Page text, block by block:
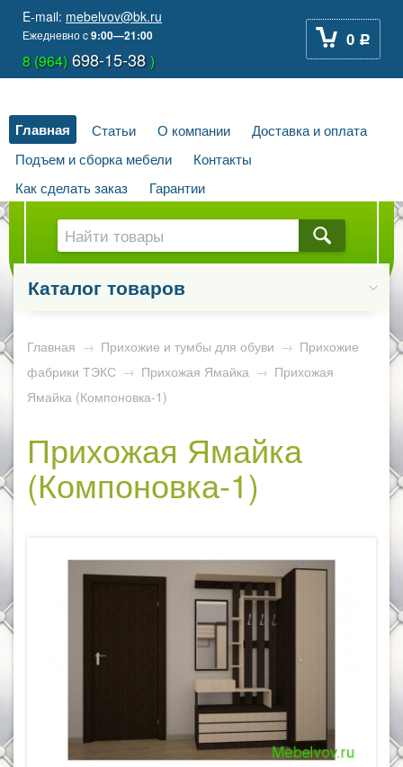
E-mail: mebelvov@bk.ru
Ежедневноc9:00—21:00
8 (964) 698-15-38)
0 Р
Главная Статьи О компании
Доставка и оплата
Подъем и сборка мебели
Контакты
Как сделать заказ
Гарантии
Каталог товаров
Главная → Прихожие и тумбы для обуви → Прихожие
фабрики ТЭКС → Прихожая Ямайка → Прихожая
Ямайка (Компоновка-1)
Прихожая Ямайка
(Компоновка-1)